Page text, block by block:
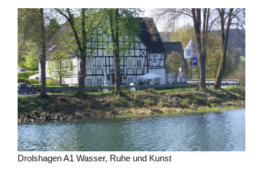
Drolshagen A1 Wasser, Ruhe und Kunst